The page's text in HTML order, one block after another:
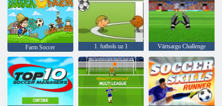
Farm Soccer 1. futbols uz 1 Vārtsargu Challenge